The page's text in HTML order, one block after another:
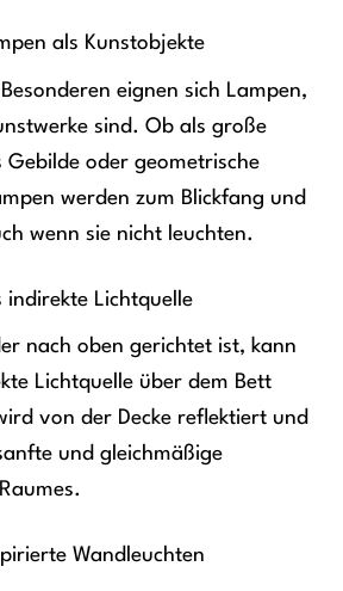
als Kunstobjekte
eignen sich Lampen,
sind. Ob als große
Gebilde oder geometrische
werden zum Blickfang und
wenn sie nicht leuchten.
indirekte Lichtquelle
nach oben gerichtet ist, kann
Lichtquelle über dem Bett
von der Decke reflektiert und
und gleichmäßige
Wandleuchten